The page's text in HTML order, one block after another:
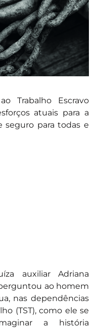
Trabalho Escravo
atuais para a
seguro para todas e
auxiliar Adriana
ao homem
nas dependências
(TST), como ele se
a história